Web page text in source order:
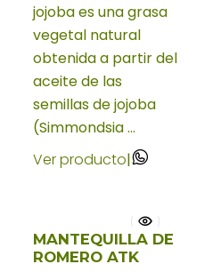
jojoba es una grasa
vegetal natural
obtenida a partir del
aceite de las
semillas de jojoba
(Simmondsia ...
Ver producto|
MANTEQUILLA DE
ROMERO ATK